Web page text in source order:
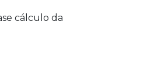
cálculo da